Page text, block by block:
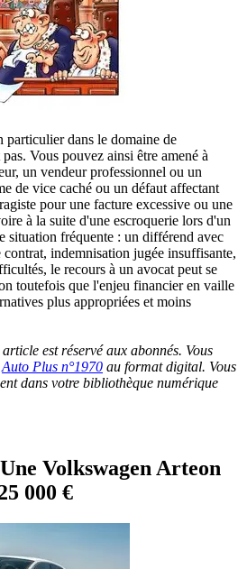
dans le domaine de
Vous pouvez ainsi être amené à
un vendeur professionnel ou un
de vice caché ou un défaut affectant
pour une facture excessive ou une
à la suite d'une escroquerie lors d'un
situation fréquente : un différend avec
indemnisation jugée insuffisante,
le recours à un avocat peut se
toutefois que l'enjeu financier en vaille
plus appropriées et moins
est réservé aux abonnés. Vous
Auto Plus n°1970 au format digital. Vous
dans votre bibliothèque numérique
Volkswagen Arteon
000 €